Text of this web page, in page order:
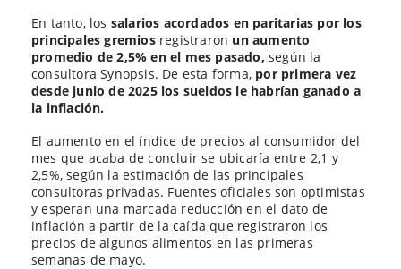
En tanto, los salarios acordados en paritarias por los
principales gremiosregistraron un aumento
promedio de 2,5% en el mes pasado, según la
consultora Synopsis. De esta forma, por primera vez
desde junio de 2025 los sueldos le habrían ganado a
la inflación.
El aumento en el índice de precios al consumidor del
mes que acaba de concluir se ubicaría entre 2,1 y
2,5%, según la estimación de las principales
consultoras privadas. Fuentes oficiales son optimistas
y esperan una marcada reducción en el dato de
inflación a partir de la caída que registraron los
precios de algunos alimentos en las primeras
semanas de mayo.